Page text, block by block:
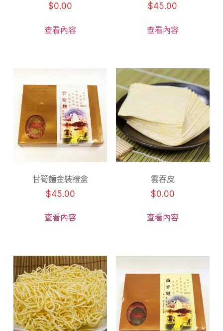
$0.00
查看內容
$45.00
查看內容
甘筍麵金裝禮盒
$45.00
查看內容
雲吞皮
$0.00
查看內容